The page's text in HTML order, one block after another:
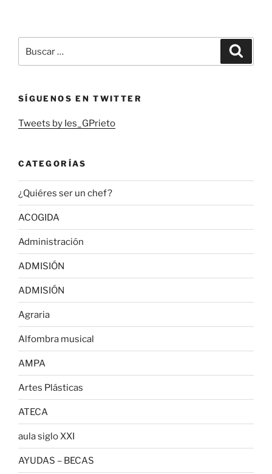
por:
SÍGUENOS EN TWITTER
Tweets by Ies_GPrieto
CATEGORÍAS
¿Quiéres ser un chef?
ACOGIDA
Administración
ADMISIÓN
ADMISIÓN
Agraria
Alfombra musical
AMPA
Artes Plásticas
ATECA
aula siglo XXI
AYUDAS – BECAS